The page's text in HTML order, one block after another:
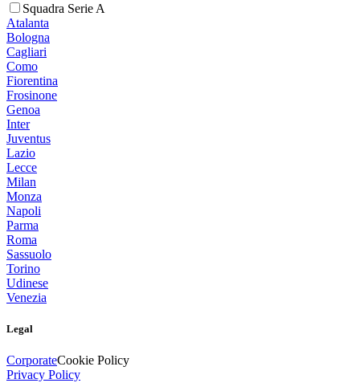
Squadra Serie A
Atalanta
Bologna
Cagliari
Como
Fiorentina
Frosinone
Genoa
Inter
Juventus
Lazio
Lecce
Milan
Monza
Napoli
Parma
Roma
Sassuolo
Torino
Udinese
Venezia
Legal
CorporateCookie Policy
Privacy Policy